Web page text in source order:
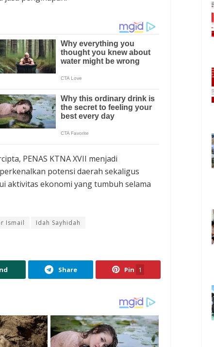
PENAS KTNA XVII menjadi
potensi daerah sekaligus
aktivitas ekonomi yang tumbuh selama
Ismail
Idah Sayhidah
Share Pin 1